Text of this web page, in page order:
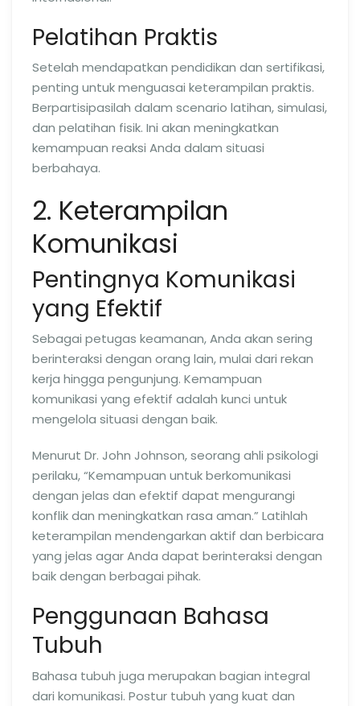
Pelatihan Praktis
Setelah mendapatkan pendidikan dan sertifikasi,
penting untuk menguasai keterampilan praktis.
Berpartisipasilah dalam scenario latihan, simulasi,
dan pelatihan fisik. Ini akan meningkatkan
kemampuan reaksi Anda dalam situasi
berbahaya.
2. Keterampilan
Komunikasi
Pentingnya Komunikasi
yang Efektif
Sebagai petugas keamanan, Anda akan sering
berinteraksi dengan orang lain, mulai dari rekan
kerja hingga pengunjung. Kemampuan
komunikasi yang efektif adalah kunci untuk
mengelola situasi dengan baik.
Menurut Dr. John Johnson, seorang ahli psikologi
perilaku, “Kemampuan untuk berkomunikasi
dengan jelas dan efektif dapat mengurangi
konflik dan meningkatkan rasa aman.” Latihlah
keterampilan mendengarkan aktif dan berbicara
yang jelas agar Anda dapat berinteraksi dengan
baik dengan berbagai pihak.
Penggunaan Bahasa
Tubuh
Bahasa tubuh juga merupakan bagian integral
dari komunikasi. Postur tubuh yang kuat dan